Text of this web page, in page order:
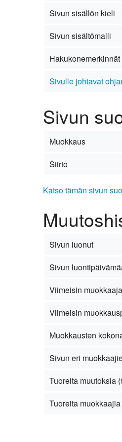
Kirkkoon
Sivun sisällön kieli
Sivun sisältömalli
Hakukonemerkinnät
Sivulle johtavat
Sivun
Muokkaus
Siirto
Katso tämän sivun
Sivun luonut
Sivun
Viimeisin muokkaaja
Viimeisin
Muokkausten
Sivun eri
Tuoreita muutoksia
Tuoreita muokkaajia